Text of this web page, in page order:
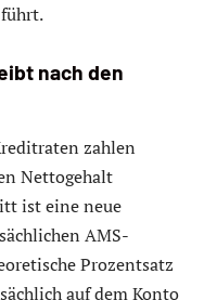
nach den
zahlen
Nettogehalt
ist eine neue
AMS-
Prozentsatz
auf dem Konto